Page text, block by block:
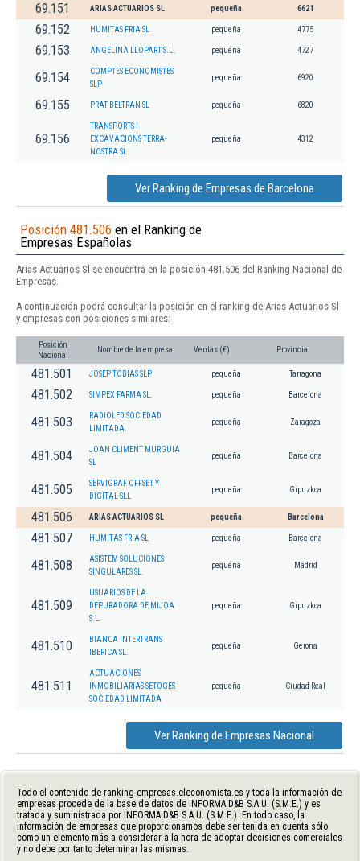
69.151 ARIAS ACTUARIOS SL pequeña 6621
69.152 HUMITAS FRIA SL pequeña 4775
69.153 ANGELINA LLOPART S.L. pequeña 4727
69.154
COMPTES ECONOMISTES
SLP
pequeña 6920
69.155 PRAT BELTRAN SL pequeña 6820
69.156
TRANSPORTS I
EXCAVACIONS TERRA-
NOSTRA SL
pequeña 4312
Ver Ranking de Empresas de Barcelona
Posición 481.506 en el Ranking de
Empresas Españolas
Arias Actuarios Sl se encuentra en la posición 481.506 del Ranking Nacional de
Empresas.
A continuación podrá consultar la posición en el ranking de Arias Actuarios Sl
y empresas con posiciones similares:
Posición
Nacional
Nombre de la empresa Ventas (€) Provincia
481.501 JOSEP TOBIAS SLP pequeña Tarragona
481.502 SIMPEX FARMA SL. pequeña Barcelona
481.503
RADIOLED SOCIEDAD
LIMITADA.
pequeña Zaragoza
481.504
JOAN CLIMENT MURGUIA
SL
pequeña Barcelona
481.505
SERVIGRAF OFFSET Y
DIGITAL SLL
pequeña Gipuzkoa
481.506 ARIAS ACTUARIOS SL pequeña Barcelona
481.507 HUMITAS FRIA SL pequeña Barcelona
481.508
ASISTEM SOLUCIONES
SINGULARES SL.
pequeña Madrid
481.509
USUARIOS DE LA
DEPURADORA DE MIJOA
S.L.
pequeña Gipuzkoa
481.510
BIANCA INTERTRANS
IBERICA SL.
pequeña Gerona
481.511
ACTUACIONES
INMOBILIARIAS SETOGES
SOCIEDAD LIMITADA
pequeña Ciudad Real
Ver Ranking de Empresas Nacional
Todo el contenido de ranking-empresas.eleconomista.es y toda la información de
empresas procede de la base de datos de INFORMA D&B S.A.U. (S.M.E.) y es
tratada y suministrada por INFORMA D&B S.A.U. (S.M.E.). En todo caso, la
información de empresas que proporcionamos debe ser tenida en cuenta sólo
como un elemento más a considerar a la hora de adoptar decisiones comerciales
y no debe por tanto determinar las mismas.